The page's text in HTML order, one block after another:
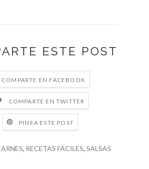
ESTE POST
COMPARTE EN FACEBOOK
COMPARTE EN TWITTER
PINEA ESTE POST
, RECETAS FÁCILES, SALSAS